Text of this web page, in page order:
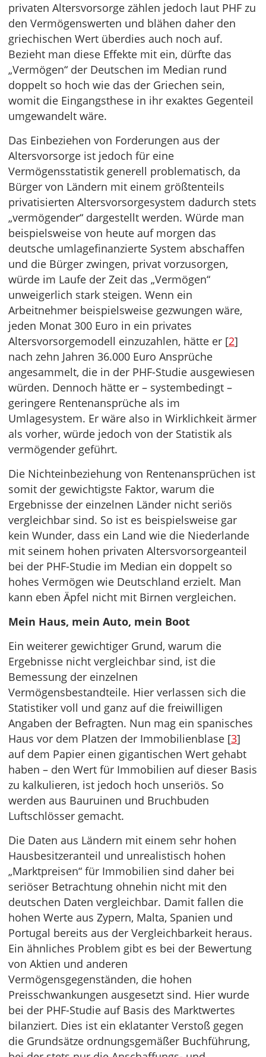
privaten Altersvorsorge zählen jedoch laut PHF zu
den Vermögenswerten und blähen daher den
griechischen Wert überdies auch noch auf.
Bezieht man diese Effekte mit ein, dürfte das
„Vermögen“ der Deutschen im Median rund
doppelt so hoch wie das der Griechen sein,
womit die Eingangsthese in ihr exaktes Gegenteil
umgewandelt wäre.
Das Einbeziehen von Forderungen aus der
Altersvorsorge ist jedoch für eine
Vermögensstatistik generell problematisch, da
Bürger von Ländern mit einem größtenteils
privatisierten Altersvorsorgesystem dadurch stets
„vermögender“ dargestellt werden. Würde man
beispielsweise von heute auf morgen das
deutsche umlagefinanzierte System abschaffen
und die Bürger zwingen, privat vorzusorgen,
würde im Laufe der Zeit das „Vermögen“
unweigerlich stark steigen. Wenn ein
Arbeitnehmer beispielsweise gezwungen wäre,
jeden Monat 300 Euro in ein privates
Altersvorsorgemodell einzuzahlen, hätte er [2]
nach zehn Jahren 36.000 Euro Ansprüche
angesammelt, die in der PHF-Studie ausgewiesen
würden. Dennoch hätte er – systembedingt –
geringere Rentenansprüche als im
Umlagesystem. Er wäre also in Wirklichkeit ärmer
als vorher, würde jedoch von der Statistik als
vermögender geführt.
Die Nichteinbeziehung von Rentenansprüchen ist
somit der gewichtigste Faktor, warum die
Ergebnisse der einzelnen Länder nicht seriös
vergleichbar sind. So ist es beispielsweise gar
kein Wunder, dass ein Land wie die Niederlande
mit seinem hohen privaten Altersvorsorgeanteil
bei der PHF-Studie im Median ein doppelt so
hohes Vermögen wie Deutschland erzielt. Man
kann eben Äpfel nicht mit Birnen vergleichen.
Mein Haus, mein Auto, mein Boot
Ein weiterer gewichtiger Grund, warum die
Ergebnisse nicht vergleichbar sind, ist die
Bemessung der einzelnen
Vermögensbestandteile. Hier verlassen sich die
Statistiker voll und ganz auf die freiwilligen
Angaben der Befragten. Nun mag ein spanisches
Haus vor dem Platzen der Immobilienblase [3]
auf dem Papier einen gigantischen Wert gehabt
haben – den Wert für Immobilien auf dieser Basis
zu kalkulieren, ist jedoch hoch unseriös. So
werden aus Bauruinen und Bruchbuden
Luftschlösser gemacht.
Die Daten aus Ländern mit einem sehr hohen
Hausbesitzeranteil und unrealistisch hohen
„Marktpreisen“ für Immobilien sind daher bei
seriöser Betrachtung ohnehin nicht mit den
deutschen Daten vergleichbar. Damit fallen die
hohen Werte aus Zypern, Malta, Spanien und
Portugal bereits aus der Vergleichbarkeit heraus.
Ein ähnliches Problem gibt es bei der Bewertung
von Aktien und anderen
Vermögensgegenständen, die hohen
Preisschwankungen ausgesetzt sind. Hier wurde
bei der PHF-Studie auf Basis des Marktwertes
bilanziert. Dies ist ein eklatanter Verstoß gegen
die Grundsätze ordnungsgemäßer Buchführung,